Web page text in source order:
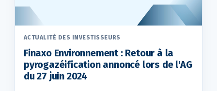
ACTUALITÉ DES INVESTISSEURS
Finaxo Environnement : Retour à la
pyrogazéification annoncé lors de l'AG
du 27 juin 2024